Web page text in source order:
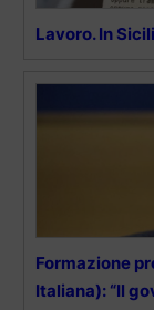
Lavoro. In
Formazione
Italiana): “Il